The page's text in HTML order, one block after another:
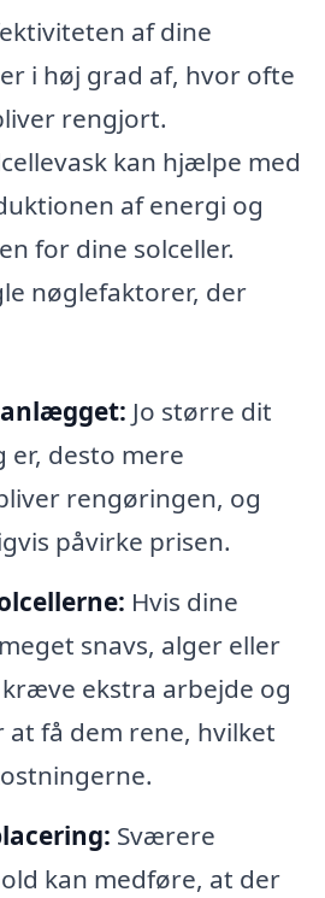
af dine
i høj grad af, hvor ofte
rengjort.
kan hjælpe med
af energi og
for dine solceller.
nøglefaktorer, der
anlægget: Jo større dit
er, desto mere
rengøringen, og
påvirke prisen.
Hvis dine
snavs, alger eller
ekstra arbejde og
at få dem rene, hvilket
Sværere
kan medføre, at der